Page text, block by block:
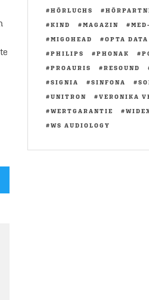
HÖRLUCHS
KIND
MAGAZIN
MIGOHEAD
OPTA DATA
PHILIPS
PHONAK
PROAURIS
RESOUND
SIGNIA
SINFONA
UNITRON
VERONIKA
WERTGARANTIE
WS AUDIOLOGY